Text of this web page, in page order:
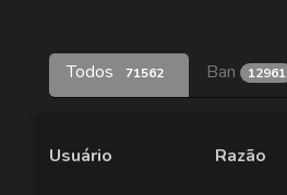
Todos 71562 Ban 12961
Usuário Razão